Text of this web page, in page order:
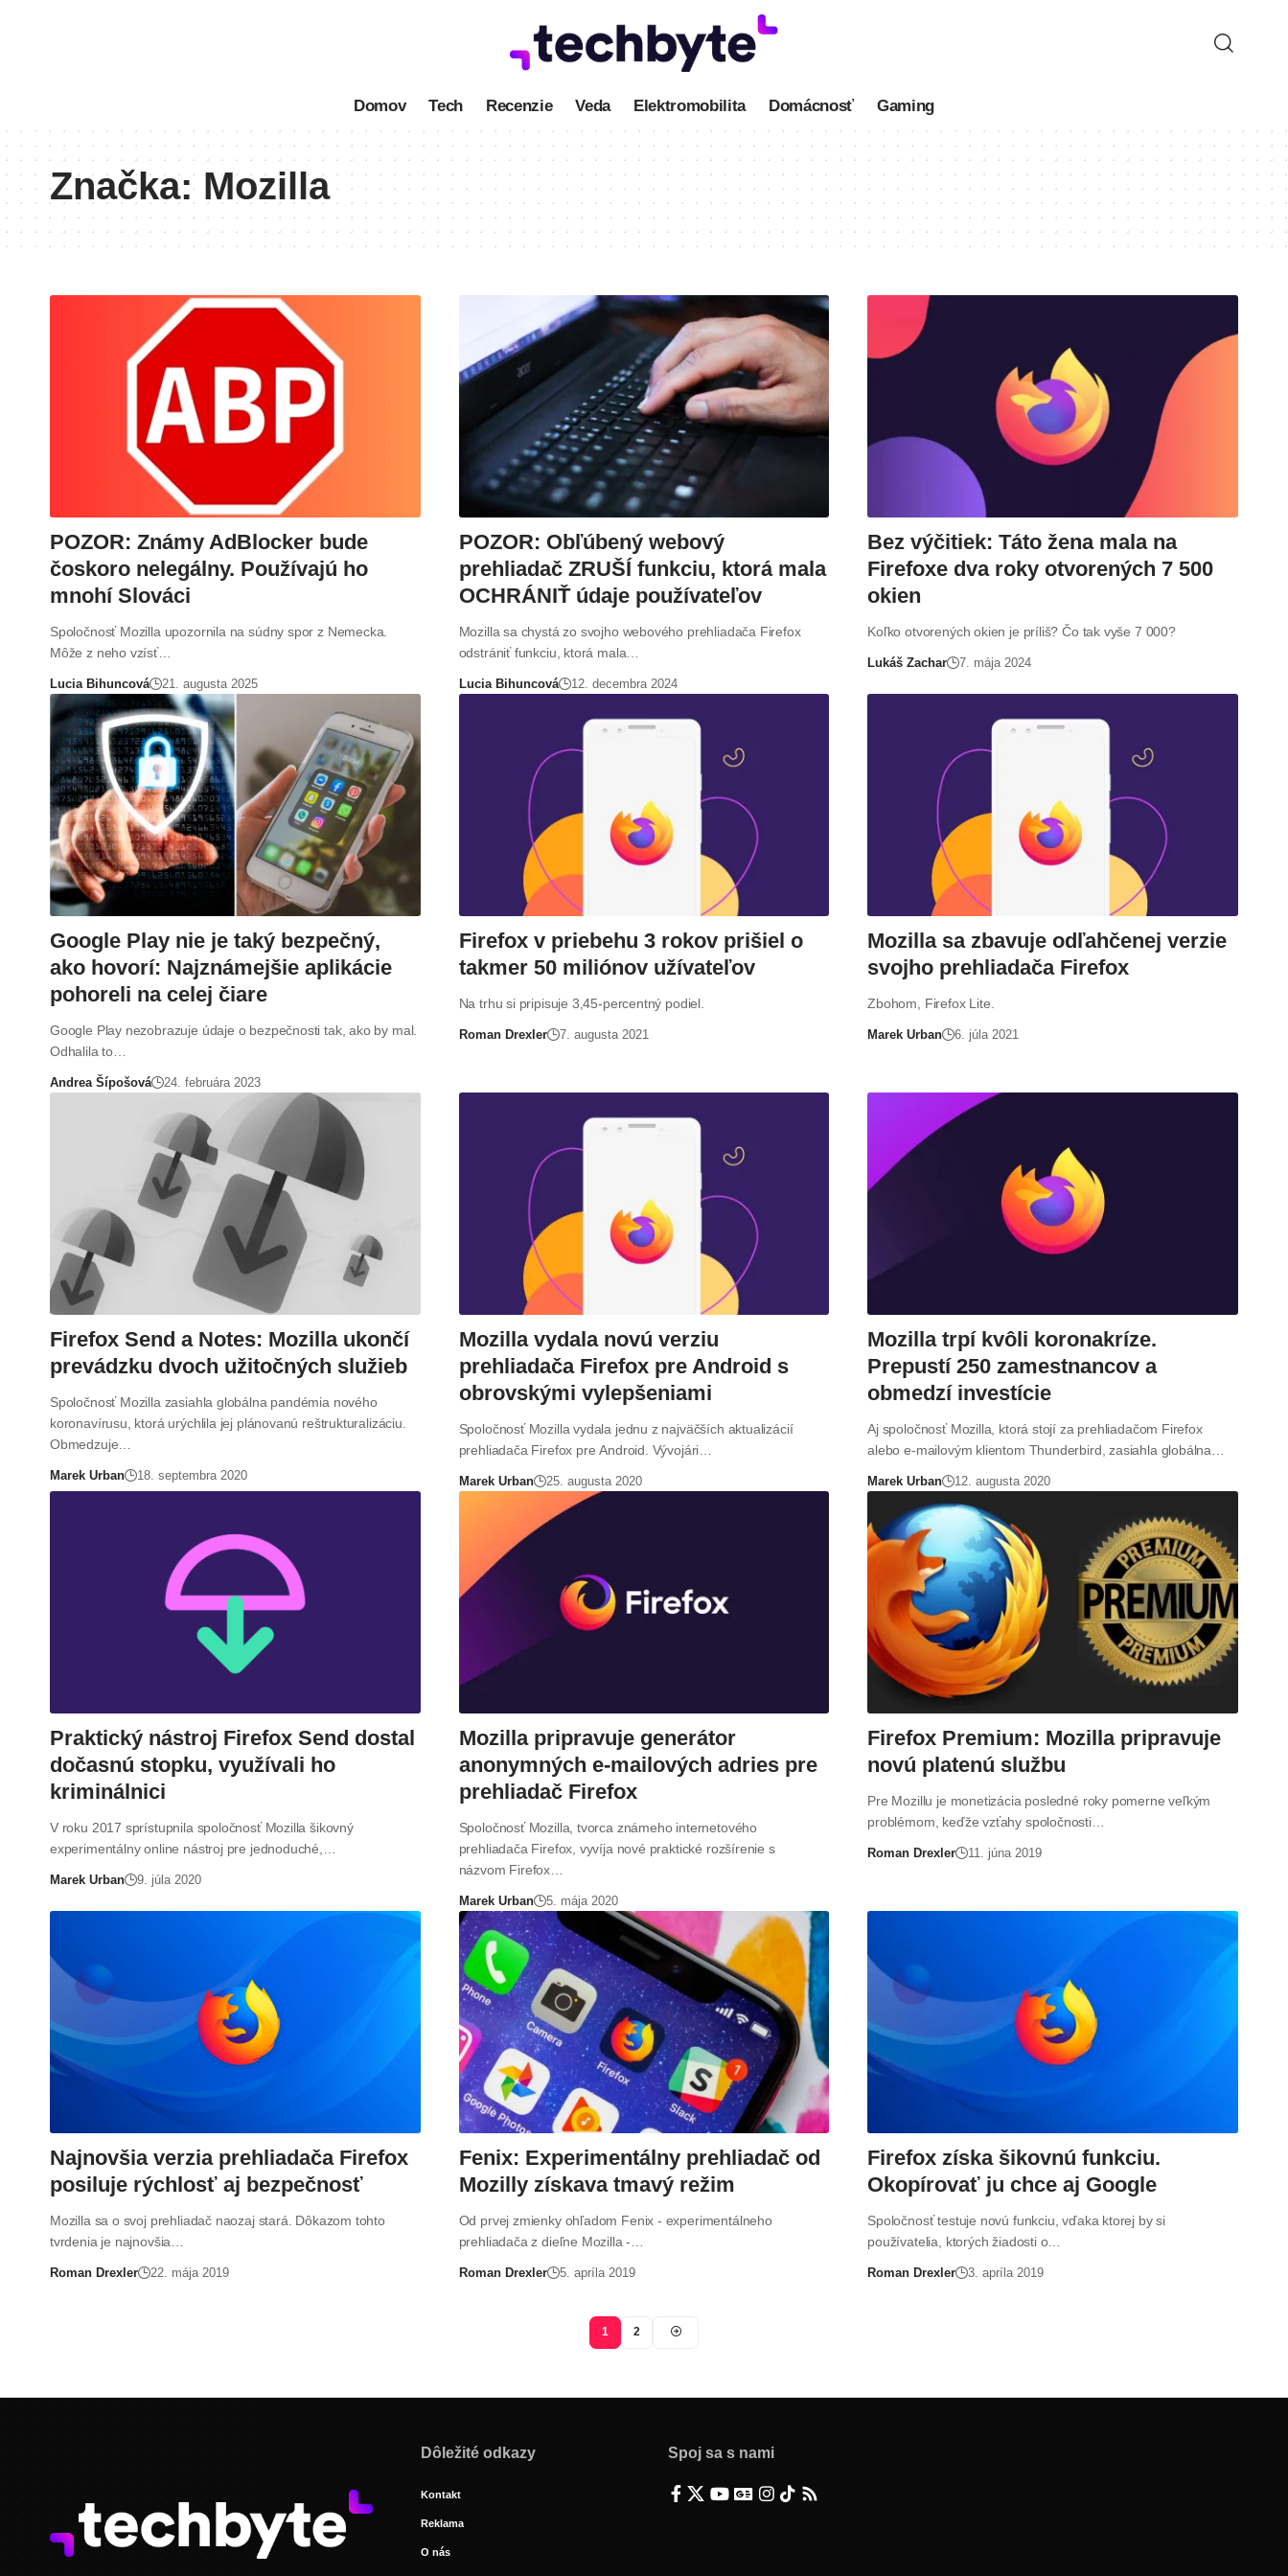
Domov Tech Recenzie Veda Elektromobilita Domácnosť Gaming
Značka: Mozilla
POZOR: Známy AdBlocker bude
čoskoro nelegálny. Používajú ho
mnohí Slováci
Spoločnosť Mozilla upozornila na súdny spor z Nemecka.
Môže z neho vzísť…
Lucia Bihuncová 21. augusta 2025
POZOR: Obľúbený webový
prehliadač ZRUŠÍ funkciu, ktorá mala
OCHRÁNIŤ údaje používateľov
Mozilla sa chystá zo svojho webového prehliadača Firefox
odstrániť funkciu, ktorá mala…
Lucia Bihuncová 12. decembra 2024
Bez výčitiek: Táto žena mala na
Firefoxe dva roky otvorených 7 500
okien
Koľko otvorených okien je príliš? Čo tak vyše 7 000?
Lukáš Zachar 7. mája 2024
Google Play nie je taký bezpečný,
ako hovorí: Najznámejšie aplikácie
pohoreli na celej čiare
Google Play nezobrazuje údaje o bezpečnosti tak, ako by mal.
Odhalila to…
Andrea Šípošová 24. februára 2023
Firefox v priebehu 3 rokov prišiel o
takmer 50 miliónov užívateľov
Na trhu si pripisuje 3,45-percentný podiel.
Roman Drexler 7. augusta 2021
Mozilla sa zbavuje odľahčenej verzie
svojho prehliadača Firefox
Zbohom, Firefox Lite.
Marek Urban 6. júla 2021
Firefox Send a Notes: Mozilla ukončí
prevádzku dvoch užitočných služieb
Spoločnosť Mozilla zasiahla globálna pandémia nového
koronavírusu, ktorá urýchlila jej plánovanú reštrukturalizáciu.
Obmedzuje…
Marek Urban 18. septembra 2020
Mozilla vydala novú verziu
prehliadača Firefox pre Android s
obrovskými vylepšeniami
Spoločnosť Mozilla vydala jednu z najväčších aktualizácií
prehliadača Firefox pre Android. Vývojári…
Marek Urban 25. augusta 2020
Mozilla trpí kvôli koronakríze.
Prepustí 250 zamestnancov a
obmedzí investície
Aj spoločnosť Mozilla, ktorá stojí za prehliadačom Firefox
alebo e-mailovým klientom Thunderbird, zasiahla globálna…
Marek Urban 12. augusta 2020
Praktický nástroj Firefox Send dostal
dočasnú stopku, využívali ho
kriminálnici
V roku 2017 sprístupnila spoločnosť Mozilla šikovný
experimentálny online nástroj pre jednoduché,…
Marek Urban 9. júla 2020
Mozilla pripravuje generátor
anonymných e-mailových adries pre
prehliadač Firefox
Spoločnosť Mozilla, tvorca známeho internetového
prehliadača Firefox, vyvíja nové praktické rozšírenie s
názvom Firefox…
Marek Urban 5. mája 2020
Firefox Premium: Mozilla pripravuje
novú platenú službu
Pre Mozillu je monetizácia posledné roky pomerne veľkým
problémom, keďže vzťahy spoločnosti…
Roman Drexler 11. júna 2019
Najnovšia verzia prehliadača Firefox
posiluje rýchlosť aj bezpečnosť
Mozilla sa o svoj prehliadač naozaj stará. Dôkazom tohto
tvrdenia je najnovšia…
Roman Drexler 22. mája 2019
Fenix: Experimentálny prehliadač od
Mozilly získava tmavý režim
Od prvej zmienky ohľadom Fenix - experimentálneho
prehliadača z dieľne Mozilla -…
Roman Drexler 5. apríla 2019
Firefox získa šikovnú funkciu.
Okopírovať ju chce aj Google
Spoločnosť testuje novú funkciu, vďaka ktorej by si
používatelia, ktorých žiadosti o…
Roman Drexler 3. apríla 2019
1 2
Dôležité odkazy
Kontakt
Reklama
O nás
Spoj sa s nami